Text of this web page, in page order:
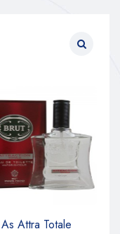
Attra Totale